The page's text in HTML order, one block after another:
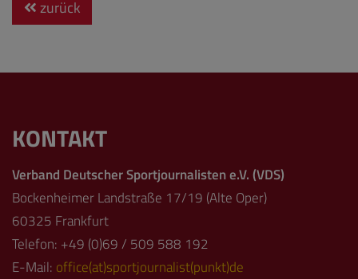
zurück
KONTAKT
Verband Deutscher Sportjournalisten e.V. (VDS)
Bockenheimer Landstraße 17/19 (Alte Oper)
60325 Frankfurt
Telefon: +49 (0)69 / 509 588 192
E-Mail: office(at)sportjournalist(punkt)de